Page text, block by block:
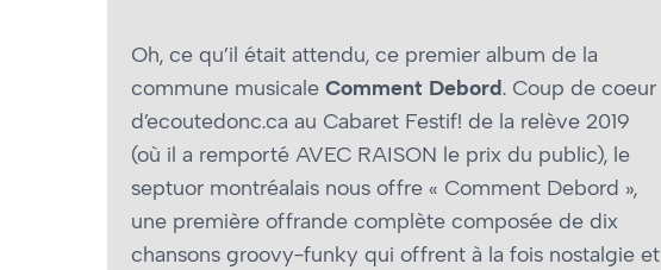
Oh, ce qu’il était attendu, ce premier album de la
commune musicale Comment Debord. Coup de coeur
d’ecoutedonc.ca au Cabaret Festif! de la relève 2019
(où il a remporté AVEC RAISON le prix du public), le
septuor montréalais nous offre « Comment Debord »,
une première offrande complète composée de dix
chansons groovy-funky qui offrent à la fois nostalgie et